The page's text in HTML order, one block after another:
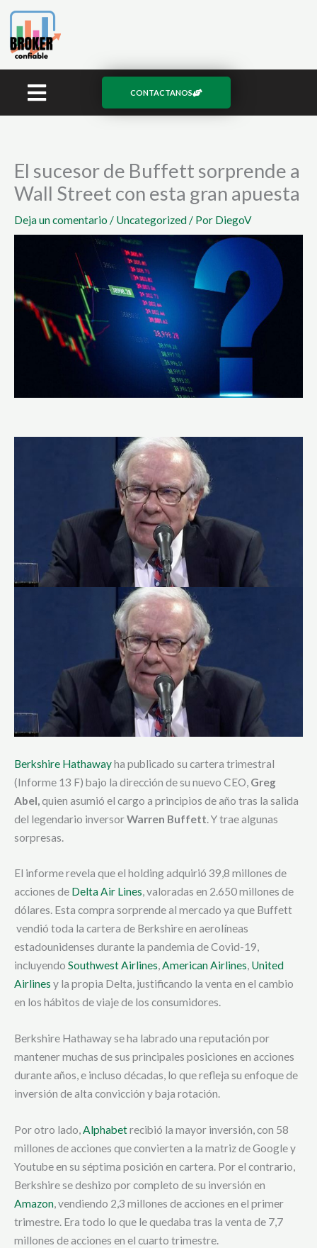
contenido
CONTACTANOS
El sucesor de Buffett sorprende a
Wall Street con esta gran apuesta
Deja un comentario / Uncategorized/ Por DiegoV
Berkshire Hathawayha publicado su cartera trimestral
(Informe 13 F) bajo la dirección de su nuevo CEO, Greg
Abel,quien asumió el cargo a principios de año tras la salida
del legendario inversorWarren Buffett. Y trae algunas
sorpresas.
El informe revela que el holding adquirió 39,8 millones de
acciones de Delta Air Lines, valoradas en 2.650 millones de
dólares. Esta compra sorprende al mercado ya que Buffett
vendió toda la cartera de Berkshire en aerolíneas
estadounidenses durante la pandemia de Covid-19,
incluyendo Southwest Airlines,American Airlines, United
Airlines y la propia Delta, justificando la venta en el cambio
en los hábitos de viaje de los consumidores.
Berkshire Hathaway se ha labrado una reputación por
mantener muchas de sus principales posiciones en acciones
durante años, e incluso décadas, lo que refleja su enfoque de
inversión de alta convicción y baja rotación.
Por otro lado,Alphabetrecibió la mayor inversión, con 58
millones de acciones que convierten a la matriz de Google y
Youtube en su séptima posición en cartera. Por el contrario,
Berkshire se deshizo por completo de su inversión en
Amazon, vendiendo 2,3 millones de acciones en el primer
trimestre. Era todo lo que le quedaba tras la venta de 7,7
millones de acciones en el cuarto trimestre.